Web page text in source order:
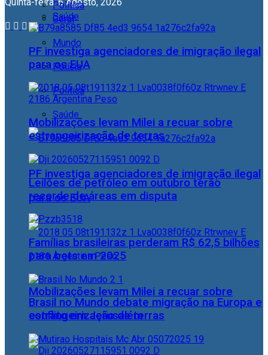
Geral
Mundo
Polícia
Política
Saúde
PF investiga agenciadores de imigração ilegal
para os EUA
Mobilizações levam Milei a recuar sobre
estrangeirização de terras
Política
Saúde
PF investiga agenciadores de imigração ilegal
para os EUA
Mobilizações levam Milei a recuar sobre
estrangeirização de terras
Leilões de petróleo em outubro terão
recorde de áreas em disputa
Famílias brasileiras perderam R$ 62,5 bilhões
para bets em 2025
Brasil no Mundo debate migração na Europa e
conflito em Jerusalém